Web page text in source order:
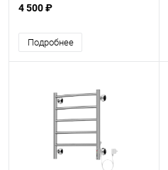
500х500
4 500 ₽
Подробнее